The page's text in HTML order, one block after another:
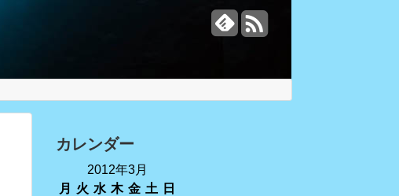
カレンダー
2012年3月
月
火 水 木 金 土 日